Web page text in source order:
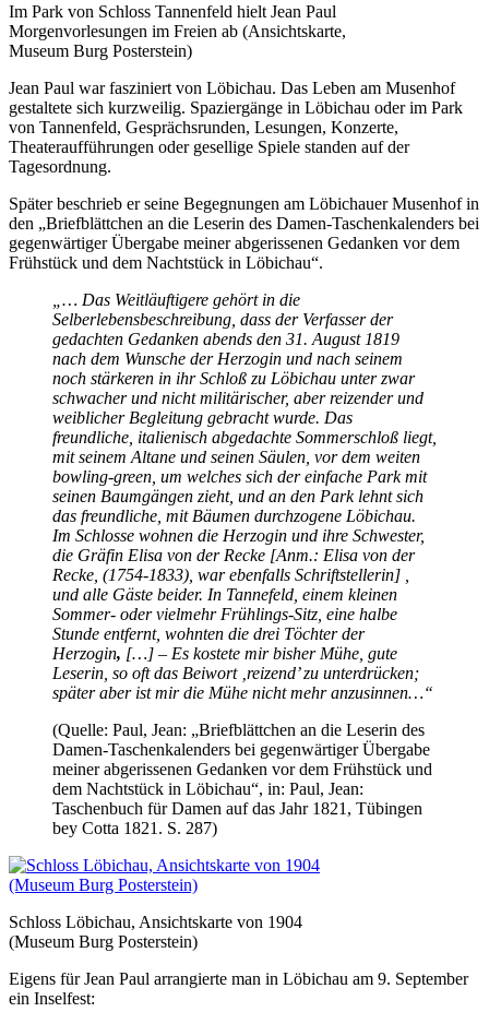
Im Park von Schloss Tannenfeld hielt Jean Paul
Morgenvorlesungen im Freien ab (Ansichtskarte,
Museum Burg Posterstein)
Jean Paul war fasziniert von Löbichau. Das Leben am Musenhof
gestaltete sich kurzweilig. Spaziergänge in Löbichau oder im Park
von Tannenfeld, Gesprächsrunden, Lesungen, Konzerte,
Theateraufführungen oder gesellige Spiele standen auf der
Tagesordnung.
Später beschrieb er seine Begegnungen am Löbichauer Musenhof in
den „Briefblättchen an die Leserin des Damen-Taschenkalenders bei
gegenwärtiger Übergabe meiner abgerissenen Gedanken vor dem
Frühstück und dem Nachtstück in Löbichau“.
„… Das Weitläuftigere gehört in die
Selberlebensbeschreibung, dass der Verfasser der
gedachten Gedanken abends den 31. August 1819
nach dem Wunsche der Herzogin und nach seinem
noch stärkeren in ihr Schloß zu Löbichau unter zwar
schwacher und nicht militärischer, aber reizender und
weiblicher Begleitung gebracht wurde. Das
freundliche, italienisch abgedachte Sommerschloß liegt,
mit seinem Altane und seinen Säulen, vor dem weiten
bowling-green, um welches sich der einfache Park mit
seinen Baumgängen zieht, und an den Park lehnt sich
das freundliche, mit Bäumen durchzogene Löbichau.
Im Schlosse wohnen die Herzogin und ihre Schwester,
die Gräfin Elisa von der Recke [Anm.: Elisa von der
Recke, (1754-1833), war ebenfalls Schriftstellerin] ,
und alle Gäste beider. In Tannefeld, einem kleinen
Sommer- oder vielmehr Frühlings-Sitz, eine halbe
Stunde entfernt, wohnten die drei Töchter der
Herzogin, […] – Es kostete mir bisher Mühe, gute
Leserin, so oft das Beiwort ‚reizend’ zu unterdrücken;
später aber ist mir die Mühe nicht mehr anzusinnen…“
(Quelle: Paul, Jean: „Briefblättchen an die Leserin des
Damen-Taschenkalenders bei gegenwärtiger Übergabe
meiner abgerissenen Gedanken vor dem Frühstück und
dem Nachtstück in Löbichau“, in: Paul, Jean:
Taschenbuch für Damen auf das Jahr 1821, Tübingen
bey Cotta 1821. S. 287)
Schloss Löbichau, Ansichtskarte von 1904
(Museum Burg Posterstein)
Eigens für Jean Paul arrangierte man in Löbichau am 9. September
ein Inselfest: